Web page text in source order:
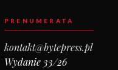
PRENUMERATA
kontakt@bytepress.pl
Wydanie 33/26